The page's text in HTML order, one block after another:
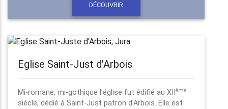
DÉCOUVRIR
Eglise Saint-Just d'Arbois
Mi-romane, mi-gothique l'église fut édifié au XII ème
siècle, dédié à Saint-Just patron d'Arbois. Elle est